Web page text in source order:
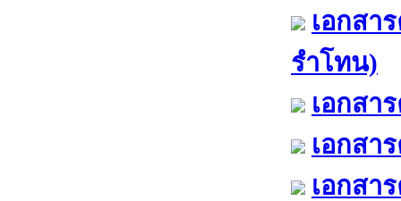
เอกสา
รำโทน)
เอกสา
เอกสา
เอกสา